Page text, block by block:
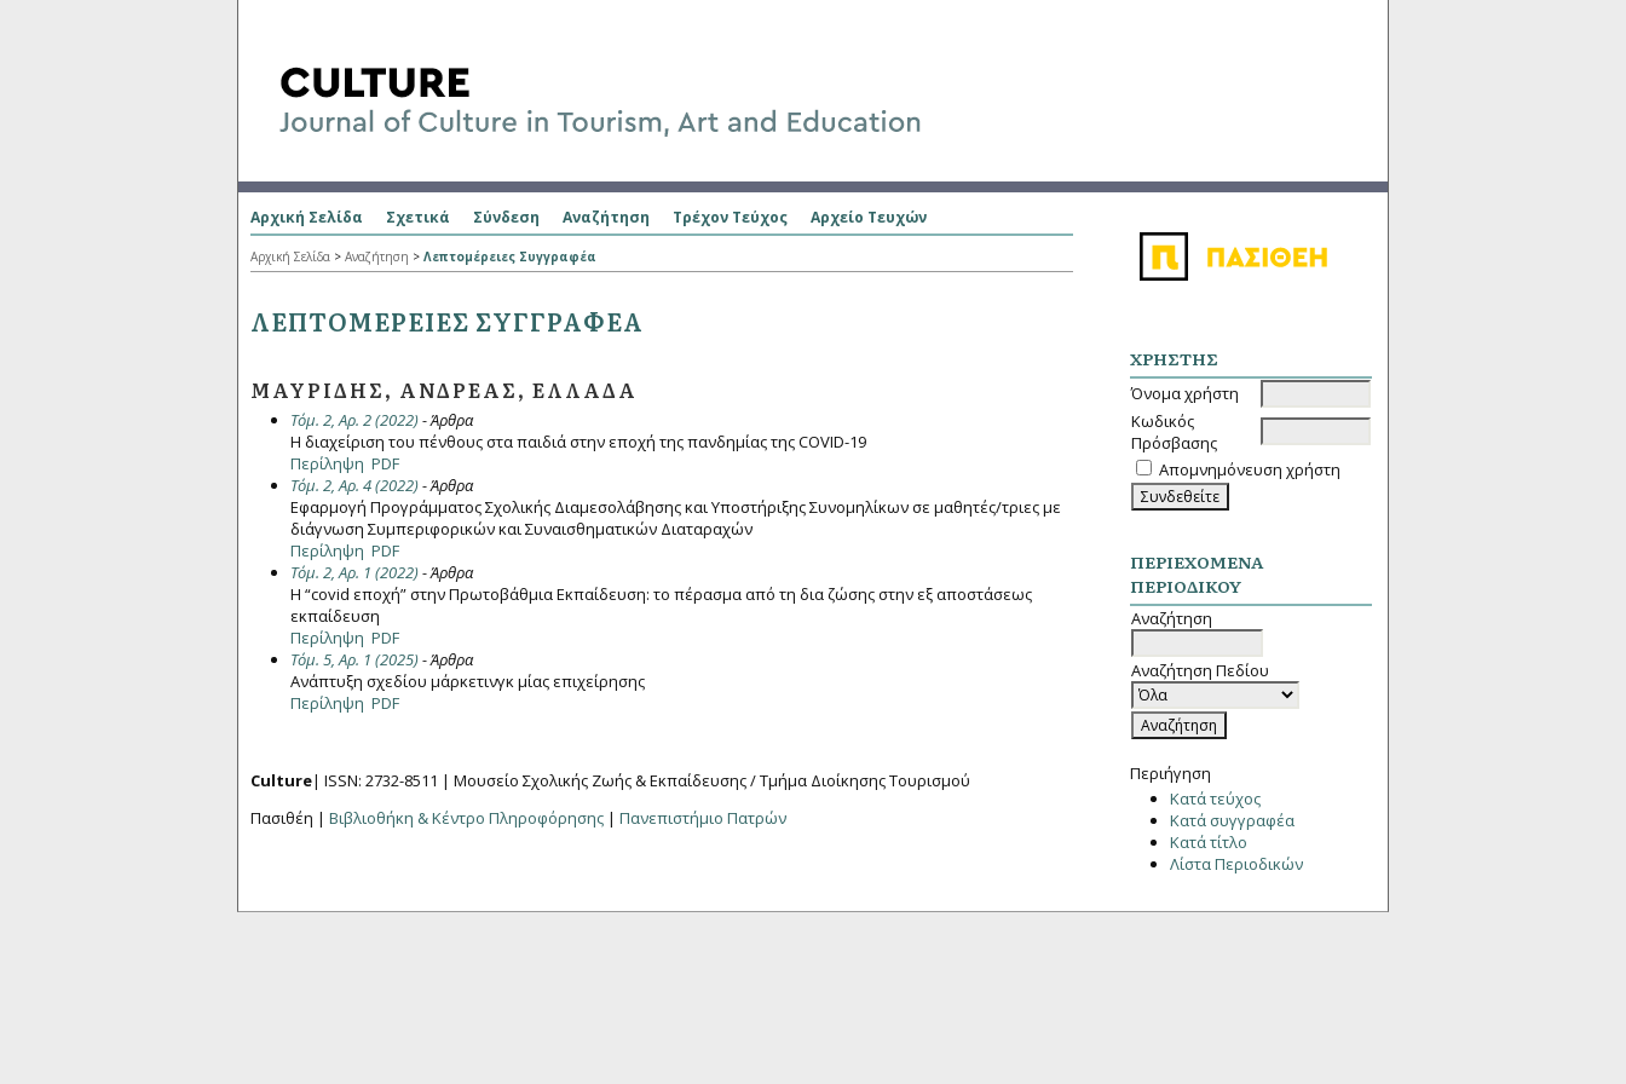
ΧΡΉΣΤΗΣ
Όνομα χρήστη
Κωδικός
Πρόσβασης
Απομνημόνευση χρήστη
ΠΕΡΙΕΧΌΜΕΝΑ
ΠΕΡΙΟΔΙΚΟΎ
Αναζήτηση
Αναζήτηση Πεδίου
Περιήγηση
Κατά τεύχος
Κατά συγγραφέα
Κατά τίτλο
Λίστα Περιοδικών
Αρχική Σελίδα Σχετικά Σύνδεση Αναζήτηση Τρέχον Τεύχος Αρχείο Τευχών
Αρχική Σελίδα > Αναζήτηση > Λεπτομέρειες Συγγραφέα
ΛΕΠΤΟΜΈΡΕΙΕΣ ΣΥΓΓΡΑΦΈΑ
ΜΑΥΡΊΔΗΣ, ΑΝΔΡΈΑΣ, ΕΛΛΆΔΑ
Τόμ. 2, Αρ. 2 (2022)- Άρθρα
Η διαχείριση του πένθους στα παιδιά στην εποχή της πανδημίας της COVID-19
Περίληψη PDF
Τόμ. 2, Αρ. 4 (2022)- Άρθρα
Εφαρμογή Προγράμματος Σχολικής Διαμεσολάβησης και Υποστήριξης Συνομηλίκων σε μαθητές/τριες με
διάγνωση Συμπεριφορικών και Συναισθηματικών Διαταραχών
Περίληψη PDF
Τόμ. 2, Αρ. 1 (2022)- Άρθρα
Η “covid εποχή” στην Πρωτοβάθμια Εκπαίδευση: το πέρασμα από τη δια ζώσης στην εξ αποστάσεως
εκπαίδευση
Περίληψη PDF
Τόμ. 5, Αρ. 1 (2025)- Άρθρα
Ανάπτυξη σχεδίου μάρκετινγκ μίας επιχείρησης
Περίληψη PDF
Culture| ISSN: 2732-8511 | Μουσείο Σχολικής Ζωής & Εκπαίδευσης / Τμήμα Διοίκησης Τουρισμού
Πασιθέη | Βιβλιοθήκη & Κέντρο Πληροφόρησης | Πανεπιστήμιο Πατρών